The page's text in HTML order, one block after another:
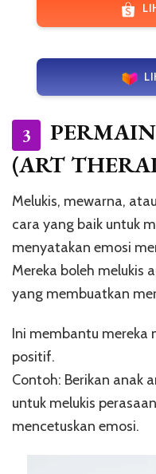
3
(ART
Melukis, mewarna,
cara yang baik untuk
menyatakan emosi
Mereka boleh melukis
yang membuatkan
Ini membantu mereka
positif.
Contoh: Berikan anak
untuk melukis
mencetuskan emosi.